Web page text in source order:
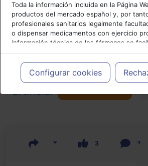
Toda la información incluida en la Página
productos del mercado español y, por
profesionales sanitarios legalmente
o dispensar medicamentos con ejercicio
información técnica de los fármacos se
meramente informativo, siendo
profesionales facultados prescribir
cada caso concreto, el tratamiento más
necesidades del paciente.
Configurar cookies
Actualidad y Artículos|
artificial
3 2